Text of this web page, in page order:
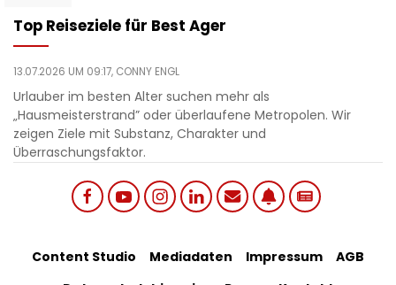
Top Reiseziele für Best Ager
13.07.2026 UM 09:17, CONNY ENGL
Urlauber im besten Alter suchen mehr als
„Hausmeisterstrand” oder überlaufene Metropolen. Wir
zeigen Ziele mit Substanz, Charakter und
Überraschungsfaktor.
links
Footer
Content Studio Mediadaten Impressum
AGB